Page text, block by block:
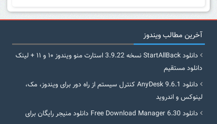
آخرین مطالب ویندوز
دانلود StartAllBack نسخه 3.9.22 استارت منو ویندوز ۱۰ و ۱۱ + لینک
دانلود مستقیم
دانلود AnyDesk 9.6.1 کنترل سیستم از راه دور برای ویندوز، مک،
لینوکس و اندروید
دانلود Free Download Manager 6.30 دانلود منیجر رایگان برای